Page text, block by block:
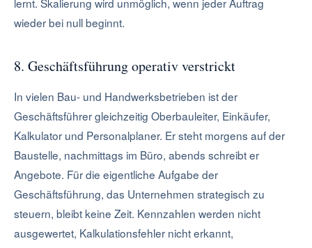
wieder bei null beginnt.
8. Geschäftsführung operativ verstrickt
In vielen Bau- und Handwerksbetrieben ist der
Geschäftsführer gleichzeitig Oberbauleiter, Einkäufer,
Kalkulator und Personalplaner. Er steht morgens auf der
Baustelle, nachmittags im Büro, abends schreibt er
Angebote. Für die eigentliche Aufgabe der
Geschäftsführung, das Unternehmen strategisch zu
steuern, bleibt keine Zeit. Kennzahlen werden nicht
ausgewertet, Kalkulationsfehler nicht erkannt,